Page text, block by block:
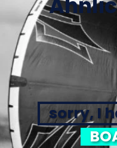
sorry, I